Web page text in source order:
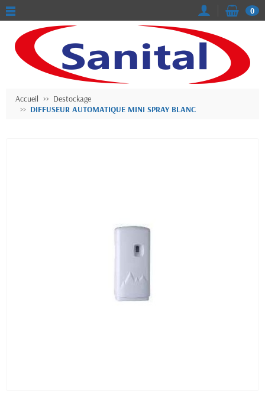
0
Accueil
Destockage
DIFFUSEUR AUTOMATIQUE MINI SPRAY BLANC